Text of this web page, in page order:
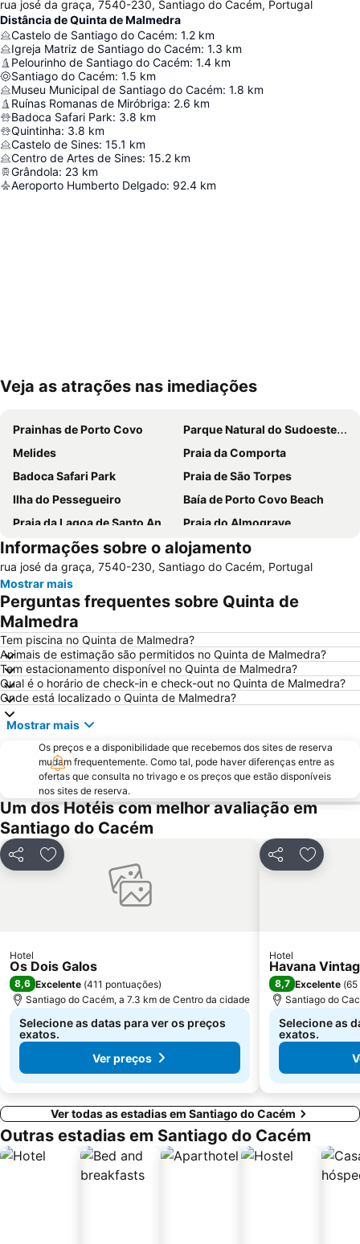
rua josé da graça, 7540-230, Santiago do Cacém, Portugal
Distância de Quinta de Malmedra
Castelo de Santiago do Cacém: 1.2 km
Igreja Matriz de Santiago do Cacém: 1.3 km
Pelourinho de Santiago do Cacém: 1.4 km
Santiago do Cacém: 1.5 km
Museu Municipal de Santiago do Cacém: 1.8 km
Ruínas Romanas de Miróbriga: 2.6 km
Badoca Safari Park: 3.8 km
Quintinha: 3.8 km
Castelo de Sines: 15.1 km
Centro de Artes de Sines: 15.2 km
Grândola: 23 km
Aeroporto Humberto Delgado: 92.4 km
Ampliar mapa
Veja as atrações nas imediações
Prainhas de Porto Covo
Parque Natural do Sudoeste Alentejano e Costa Vicentina
Melides
Praia da Comporta
Badoca Safari Park
Praia de São Torpes
Ilha do Pessegueiro
Baía de Porto Covo Beach
Praia da Lagoa de Santo André
Praia do Almograve
Costa de Santo André Beach
Praia das Furnas
Ilha do Pessegueiro Beach
da Samoqueira
Brejos da Carregueira
Cascatas de Vila Nova de Milfontes
Jardim Publico de Porto Covo
Skate Park
Cais Palafítico da Carrasqueira
Moinho de Vento da Longueira
Alcácer do Sal
Galé-Fontainhas
Porto das Carretas
Vasco da Gama
Pego
Aberta Nova
Malha da Costa Beach
Reserva Natural Lagoas de Santo André e da Sancha
Cabo Sardão
Fonte do Cortiço Beach
Cavaleiro Beach
Forte de São Clemente - Milfontes
Dos Buizinhos
do Farol
Igreja Matriz de Santiago do Cacém
Canto Mosqueiro Beach
Informações sobre o alojamento
rua josé da graça, 7540-230, Santiago do Cacém, Portugal
Mostrar mais
Perguntas frequentes sobre Quinta de
Malmedra
Tem piscina no Quinta de Malmedra?
Animais de estimação são permitidos no Quinta de Malmedra?
Tem estacionamento disponível no Quinta de Malmedra?
Qual é o horário de check-in e check-out no Quinta de Malmedra?
Onde está localizado o Quinta de Malmedra?
Mostrar mais
Os preços e a disponibilidade que recebemos dos sites de reserva
mudam frequentemente. Como tal, pode haver diferenças entre as
ofertas que consulta no trivago e os preços que estão disponíveis
nos sites de reserva.
Um dos Hotéis com melhor avaliação em
Santiago do Cacém
PartilharAdicionar aos favoritos
Hotel
Os Dois Galos
8,6 Excelente (411 pontuações)
Santiago do Cacém, a 7.3 km de Centro da cidade
Selecione as datas para ver os preços
exatos.
Ver preços
Partilhar
Hotel
Havana
8,7 Excelente (65
Santiago do
Selecione as
exatos.
Ver todas as estadias em Santiago do Cacém
Outras estadias em Santiago do Cacém